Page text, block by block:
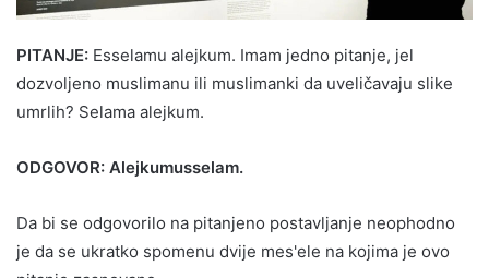
PITANJE: Esselamu alejkum. Imam jedno pitanje, jel
dozvoljeno muslimanu ili muslimanki da uveličavaju slike
umrlih? Selama alejkum.
ODGOVOR: Alejkumusselam.
Da bi se odgovorilo na pitanjeno postavljanje neophodno
je da se ukratko spomenu dvije mes'ele na kojima je ovo